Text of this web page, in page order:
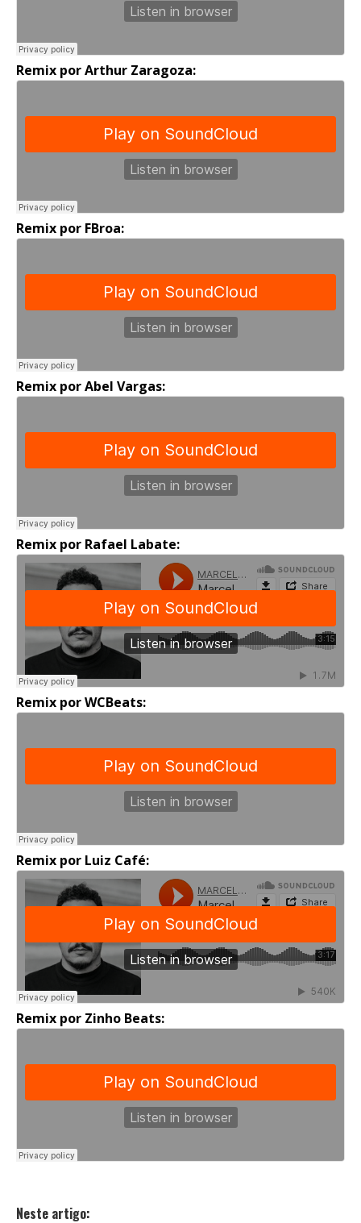
Remix por Arthur Zaragoza:
Remix por FBroa:
Remix por Abel Vargas:
Remix por Rafael Labate:
Remix por WCBeats:
Remix por Luiz Café:
Remix por Zinho Beats:
Neste artigo: